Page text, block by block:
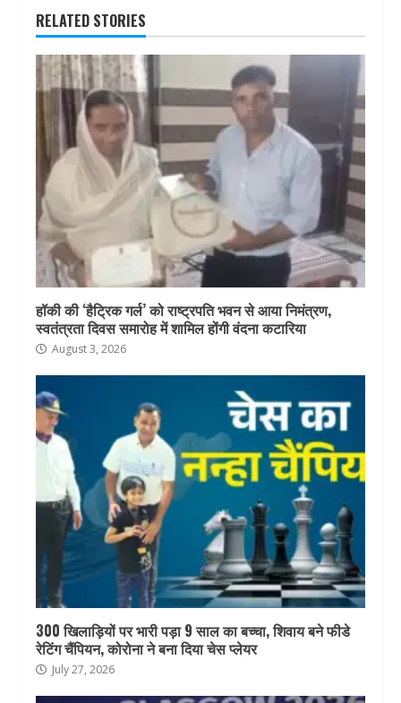
RELATED STORIES
हॉकी की ‘हैट्रिक गर्ल’ को राष्ट्रपति भवन से आया निमंत्रण,
स्वतंत्रता दिवस समारोह में शामिल होंगी वंदना कटारिया
August 3, 2026
300 खिलाड़ियों पर भारी पड़ा 9 साल का बच्चा, शिवाय बने फीडे
रेटिंग चैंपियन, कोरोना ने बना दिया चेस प्लेयर
July 27, 2026